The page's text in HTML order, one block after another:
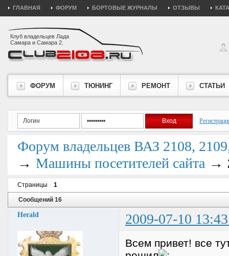
ГЛАВНАЯ ФОРУМ БОРТОВЫЕ ЖУРНАЛЫ ОТЗЫВЫ
Клуб владельцев Лада
Самара и Самара 2.
ФОРУМ ТЮНИНГ РЕМОНТ СТАТЬИ
Форум владельцев ВАЗ 2108,
→ Машины посетителей сайта →
Страницы 1
Сообщений 16
Herald 2009-07-10
Всем привет! все